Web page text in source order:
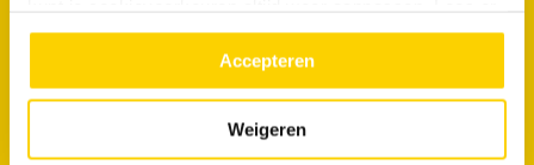
meer over in onsprivacy beleid.
Accepteren
Weigeren